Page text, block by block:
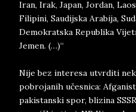
Iran, Irak, Japan, Jordan,
Filipini, Saudijska Arabija,
Demokratska Republika
Jemen. (…)“
Nije bez interesa utvrditi
pobrojanih učesnica:
pakistanski spor, blizina